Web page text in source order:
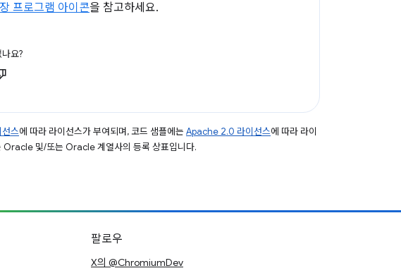
프로그램 아이콘을 참고하세요.
요?
스에 따라 라이선스가 부여되며, 코드 샘플에는 Apache 2.0 라이선스에 따라 라이
Oracle 및/또는 Oracle 계열사의 등록 상표입니다.
팔로우
X의 @ChromiumDev